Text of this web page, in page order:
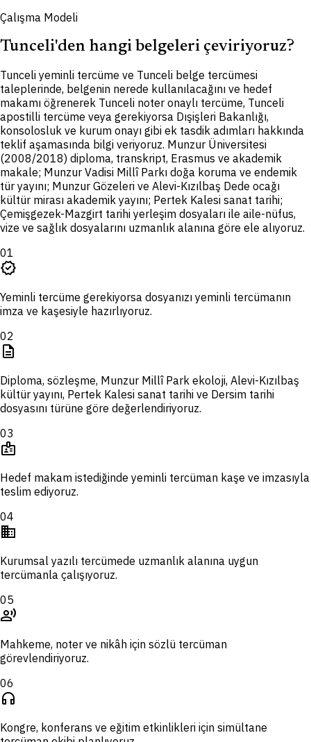
Çalışma Modeli
Tunceli'den hangi belgeleri çeviriyoruz?
Tunceli yeminli tercüme ve Tunceli belge tercümesi
taleplerinde, belgenin nerede kullanılacağını ve hedef
makamı öğrenerek Tunceli noter onaylı tercüme, Tunceli
apostilli tercüme veya gerekiyorsa Dışişleri Bakanlığı,
konsolosluk ve kurum onayı gibi ek tasdik adımları hakkında
teklif aşamasında bilgi veriyoruz. Munzur Üniversitesi
(2008/2018) diploma, transkript, Erasmus ve akademik
makale; Munzur Vadisi Millî Parkı doğa koruma ve endemik
tür yayını; Munzur Gözeleri ve Alevi-Kızılbaş Dede ocağı
kültür mirası akademik yayını; Pertek Kalesi sanat tarihi;
Çemişgezek-Mazgirt tarihi yerleşim dosyaları ile aile-nüfus,
vize ve sağlık dosyalarını uzmanlık alanına göre ele alıyoruz.
01
verified
Yeminli tercüme gerekiyorsa dosyanızı yeminli tercümanın
imza ve kaşesiyle hazırlıyoruz.
02
description
Diploma, sözleşme, Munzur Millî Park ekoloji, Alevi-Kızılbaş
kültür yayını, Pertek Kalesi sanat tarihi ve Dersim tarihi
dosyasını türüne göre değerlendiriyoruz.
03
badge
Hedef makam istediğinde yeminli tercüman kaşe ve imzasıyla
teslim ediyoruz.
04
domain
Kurumsal yazılı tercümede uzmanlık alanına uygun
tercümanla çalışıyoruz.
05
record_voice_over
Mahkeme, noter ve nikâh için sözlü tercüman
görevlendiriyoruz.
06
headphones
Kongre, konferans ve eğitim etkinlikleri için simültane